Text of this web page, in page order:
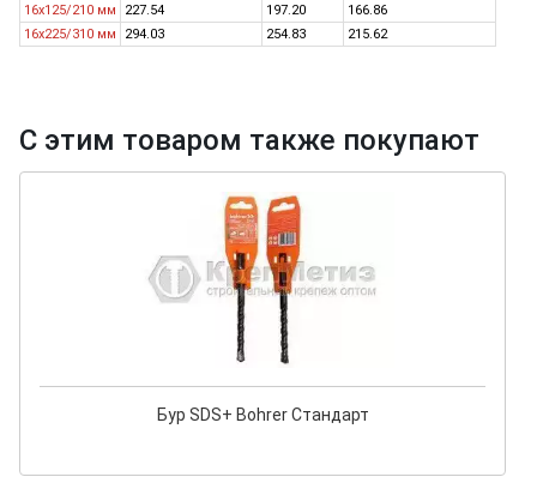
16x125/210 мм
227.54 197.20
166.86
16x225/310 мм
294.03 254.83 215.62
С этим товаром также покупают
Бур SDS+ Bohrer Стандарт